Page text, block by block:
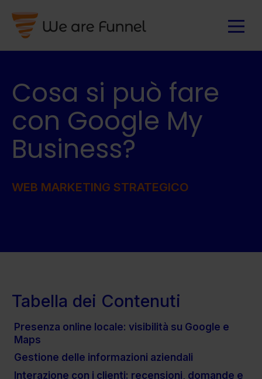
Cosa si può fare
con Google My
Business?
WEB MARKETING STRATEGICO
Tabella dei Contenuti
Presenza online locale: visibilità su Google e
Maps
Gestione delle informazioni aziendali
Interazione con i clienti: recensioni, domande e